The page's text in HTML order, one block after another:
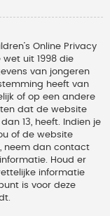
Online Privacy
uit 1998 die
van jongeren
heeft van
of op een andere
dat de website
13, heeft. Indien je
of de website
neem dan contact
Houd er
informatie
is voor deze